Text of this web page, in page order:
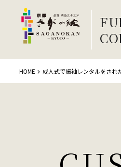
HOME 成人式で振袖レンタルをされ